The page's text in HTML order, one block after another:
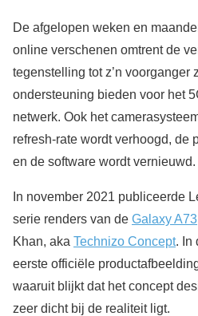
De afgelopen weken en
online verschenen omtrent de
tegenstelling tot z’n voorganger
ondersteuning bieden voor het
netwerk. Ook het
refresh-rate wordt verhoogd, de
en de software wordt vernieuwd.
In november 2021 publiceerde
serie renders van de Galaxy A73
Khan, aka Technizo Concept. In
eerste officiële
waaruit blijkt dat het concept
zeer dicht bij de realiteit ligt.